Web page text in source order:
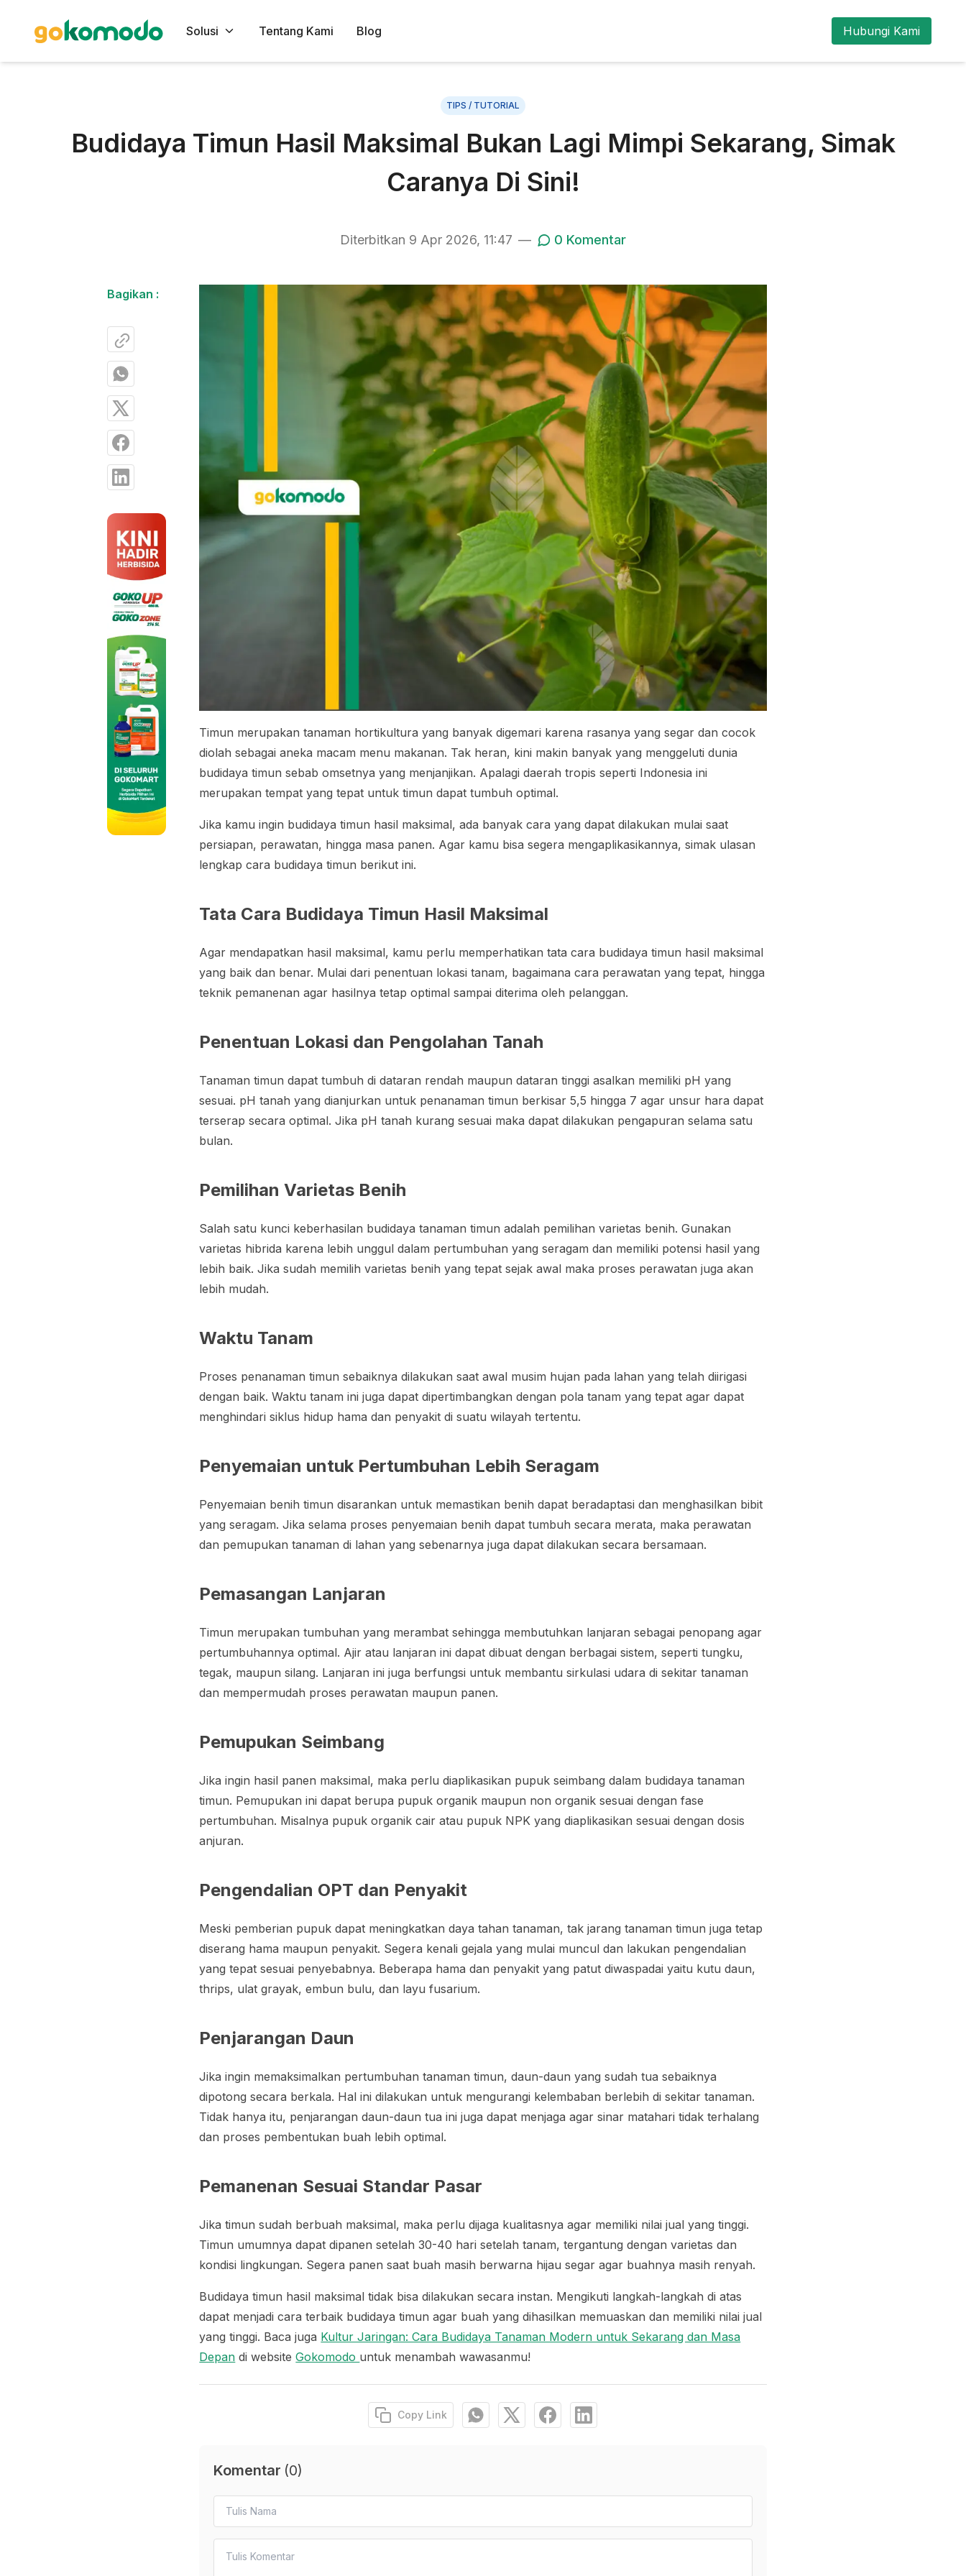
Solusi Tentang Kami Blog Hubungi Kami
TIPS / TUTORIAL
Budidaya Timun Hasil Maksimal Bukan Lagi Mimpi Sekarang, Simak
Caranya Di Sini!
Diterbitkan 9 Apr 2026, 11:47 — 0 Komentar
Bagikan :
Timun merupakan tanaman hortikultura yang banyak digemari karena rasanya yang segar dan cocok
diolah sebagai aneka macam menu makanan. Tak heran, kini makin banyak yang menggeluti dunia
budidaya timun sebab omsetnya yang menjanjikan. Apalagi daerah tropis seperti Indonesia ini
merupakan tempat yang tepat untuk timun dapat tumbuh optimal.
Jika kamu ingin budidaya timun hasil maksimal, ada banyak cara yang dapat dilakukan mulai saat
persiapan, perawatan, hingga masa panen. Agar kamu bisa segera mengaplikasikannya, simak ulasan
lengkap cara budidaya timun berikut ini.
Tata Cara Budidaya Timun Hasil Maksimal
Agar mendapatkan hasil maksimal, kamu perlu memperhatikan tata cara budidaya timun hasil maksimal
yang baik dan benar. Mulai dari penentuan lokasi tanam, bagaimana cara perawatan yang tepat, hingga
teknik pemanenan agar hasilnya tetap optimal sampai diterima oleh pelanggan.
Penentuan Lokasi dan Pengolahan Tanah
Tanaman timun dapat tumbuh di dataran rendah maupun dataran tinggi asalkan memiliki pH yang
sesuai. pH tanah yang dianjurkan untuk penanaman timun berkisar 5,5 hingga 7 agar unsur hara dapat
terserap secara optimal. Jika pH tanah kurang sesuai maka dapat dilakukan pengapuran selama satu
bulan.
Pemilihan Varietas Benih
Salah satu kunci keberhasilan budidaya tanaman timun adalah pemilihan varietas benih. Gunakan
varietas hibrida karena lebih unggul dalam pertumbuhan yang seragam dan memiliki potensi hasil yang
lebih baik. Jika sudah memilih varietas benih yang tepat sejak awal maka proses perawatan juga akan
lebih mudah.
Waktu Tanam
Proses penanaman timun sebaiknya dilakukan saat awal musim hujan pada lahan yang telah diirigasi
dengan baik. Waktu tanam ini juga dapat dipertimbangkan dengan pola tanam yang tepat agar dapat
menghindari siklus hidup hama dan penyakit di suatu wilayah tertentu.
Penyemaian untuk Pertumbuhan Lebih Seragam
Penyemaian benih timun disarankan untuk memastikan benih dapat beradaptasi dan menghasilkan bibit
yang seragam. Jika selama proses penyemaian benih dapat tumbuh secara merata, maka perawatan
dan pemupukan tanaman di lahan yang sebenarnya juga dapat dilakukan secara bersamaan.
Pemasangan Lanjaran
Timun merupakan tumbuhan yang merambat sehingga membutuhkan lanjaran sebagai penopang agar
pertumbuhannya optimal. Ajir atau lanjaran ini dapat dibuat dengan berbagai sistem, seperti tungku,
tegak, maupun silang. Lanjaran ini juga berfungsi untuk membantu sirkulasi udara di sekitar tanaman
dan mempermudah proses perawatan maupun panen.
Pemupukan Seimbang
Jika ingin hasil panen maksimal, maka perlu diaplikasikan pupuk seimbang dalam budidaya tanaman
timun. Pemupukan ini dapat berupa pupuk organik maupun non organik sesuai dengan fase
pertumbuhan. Misalnya pupuk organik cair atau pupuk NPK yang diaplikasikan sesuai dengan dosis
anjuran.
Pengendalian OPT dan Penyakit
Meski pemberian pupuk dapat meningkatkan daya tahan tanaman, tak jarang tanaman timun juga tetap
diserang hama maupun penyakit. Segera kenali gejala yang mulai muncul dan lakukan pengendalian
yang tepat sesuai penyebabnya. Beberapa hama dan penyakit yang patut diwaspadai yaitu kutu daun,
thrips, ulat grayak, embun bulu, dan layu fusarium.
Penjarangan Daun
Jika ingin memaksimalkan pertumbuhan tanaman timun, daun-daun yang sudah tua sebaiknya
dipotong secara berkala. Hal ini dilakukan untuk mengurangi kelembaban berlebih di sekitar tanaman.
Tidak hanya itu, penjarangan daun-daun tua ini juga dapat menjaga agar sinar matahari tidak terhalang
dan proses pembentukan buah lebih optimal.
Pemanenan Sesuai Standar Pasar
Jika timun sudah berbuah maksimal, maka perlu dijaga kualitasnya agar memiliki nilai jual yang tinggi.
Timun umumnya dapat dipanen setelah 30-40 hari setelah tanam, tergantung dengan varietas dan
kondisi lingkungan. Segera panen saat buah masih berwarna hijau segar agar buahnya masih renyah.
Budidaya timun hasil maksimal tidak bisa dilakukan secara instan. Mengikuti langkah-langkah di atas
dapat menjadi cara terbaik budidaya timun agar buah yang dihasilkan memuaskan dan memiliki nilai jual
yang tinggi. Baca juga Kultur Jaringan: Cara Budidaya Tanaman Modern untuk Sekarang dan Masa
Depan di websiteGokomodo untuk menambah wawasanmu!
Copy Link
Komentar (0)